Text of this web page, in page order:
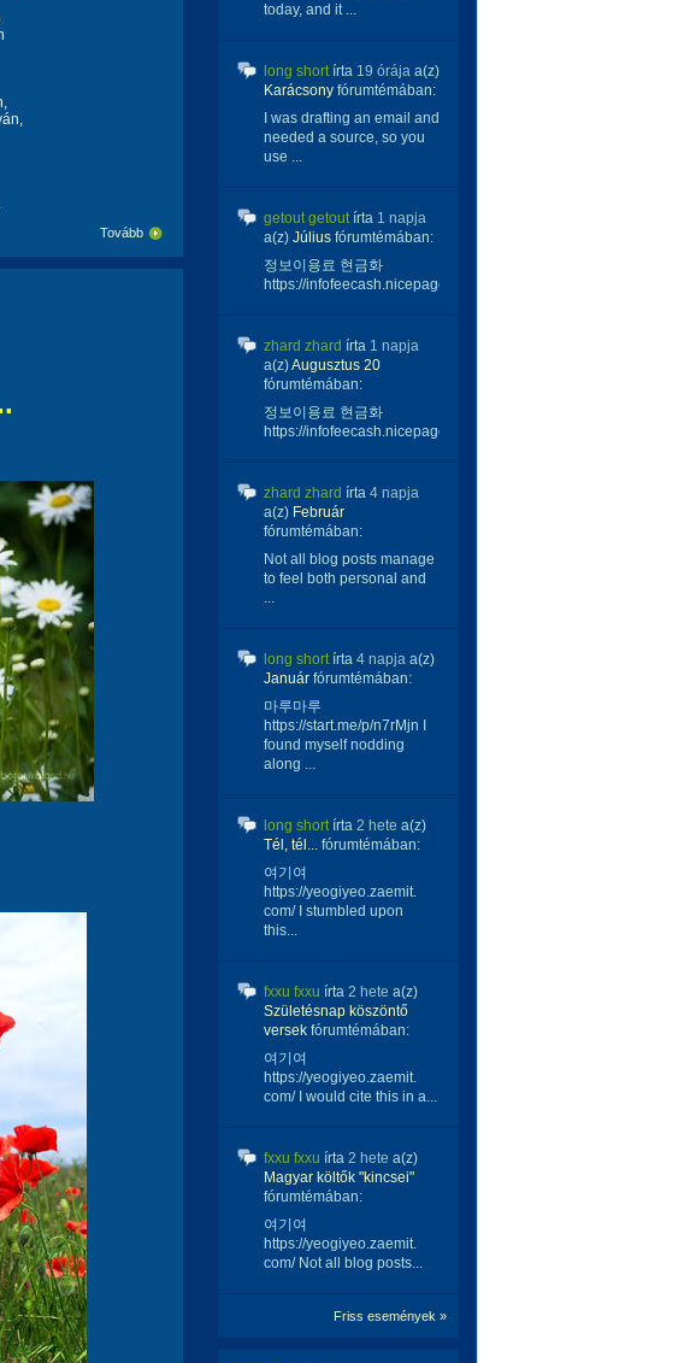
Tovább
today, and it ...
long shortírta 19 órája a(z)
Karácsony fórumtémában:
I was drafting an email and
needed a source, so you
use ...
getout getoutírta 1 napja
a(z) Július fórumtémában:
정보이용료 현금화
https://infofeecash.nicepage...
zhard zhard írta 1 napja
a(z)Augusztus 20
fórumtémában:
정보이용료 현금화
https://infofeecash.nicepage...
zhard zhard írta 4 napja
a(z) Február
fórumtémában:
Not all blog posts manage
to feel both personal and
...
long shortírta 4 napja a(z)
Január fórumtémában:
마루마루
https://start.me/p/n7rMjn I
found myself nodding
along ...
long shortírta 2 hete a(z)
Tél, tél... fórumtémában:
여기여
https://yeogiyeo.zaemit.
com/ I stumbled upon
this...
fxxu fxxu írta 2 hete a(z)
Születésnap köszöntő
versek fórumtémában:
여기여
https://yeogiyeo.zaemit.
com/ I would cite this in a...
fxxu fxxu írta 2 hete a(z)
Magyar költők "kincsei"
fórumtémában:
여기여
https://yeogiyeo.zaemit.
com/ Not all blog posts...
Friss események »